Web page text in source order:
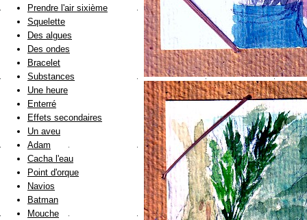
Prendre l'air sixième
Squelette
Des algues
Des ondes
Bracelet
Substances
Une heure
Enterré
Effets secondaires
Un aveu
Adam
Cacha l'eau
Point d'orque
Navios
Batman
Mouche